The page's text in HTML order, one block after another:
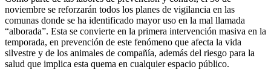
noviembre se reforzarán todos los planes de vigilancia en las
comunas donde se ha identificado mayor uso en la mal llamada
“alborada”. Esta se convierte en la primera intervención masiva en la
temporada, en prevención de este fenómeno que afecta la vida
silvestre y de los animales de compañía, además del riesgo para la
salud que implica esta quema en cualquier espacio público.